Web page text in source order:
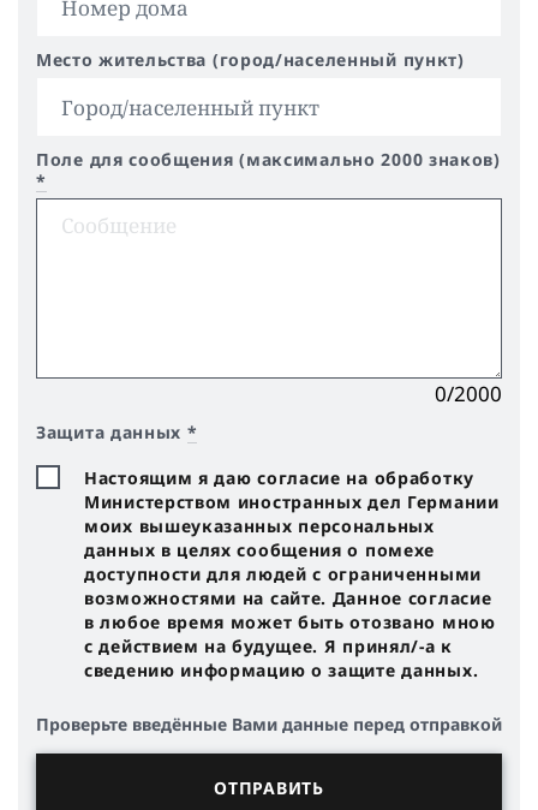
Место жительства (город/населенный пункт)
Поле для сообщения (максимально 2000 знаков)
*
0/2000
Защита данных *
Настоящим я даю согласие на обработку
Министерством иностранных дел Германии
моих вышеуказанных персональных
данных в целях сообщения о помехе
доступности для людей с ограниченными
возможностями на сайте. Данное согласие
в любое время может быть отозвано мною
с действием на будущее. Я принял/-a к
сведению информацию о защите данных.
Проверьте введённые Вами данные перед отправкой